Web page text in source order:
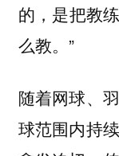
的，是把教
么教。”
随着网球、
球范围内持